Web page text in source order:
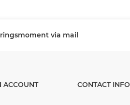
via mail
ACCOUNT CONTACT INFO